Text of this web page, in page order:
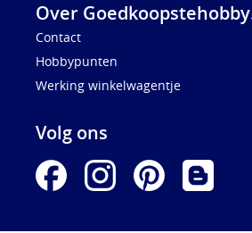
Over
Contact
Hobbypunten
Werking winkelwagentje
Volg ons